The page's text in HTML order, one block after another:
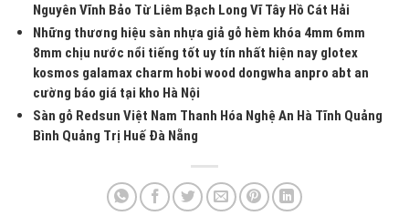
Nguyên Vĩnh Bảo Từ Liêm Bạch Long Vĩ Tây Hồ Cát Hải
Những thương hiệu sàn nhựa giả gỗ hèm khóa 4mm 6mm
8mm chịu nước nổi tiếng tốt uy tín nhất hiện nay glotex
kosmos galamax charm hobi wood dongwha anpro abt an
cường báo giá tại kho Hà Nội
Sàn gỗ Redsun Việt Nam Thanh Hóa Nghệ An Hà Tĩnh Quảng
Bình Quảng Trị Huế Đà Nẵng